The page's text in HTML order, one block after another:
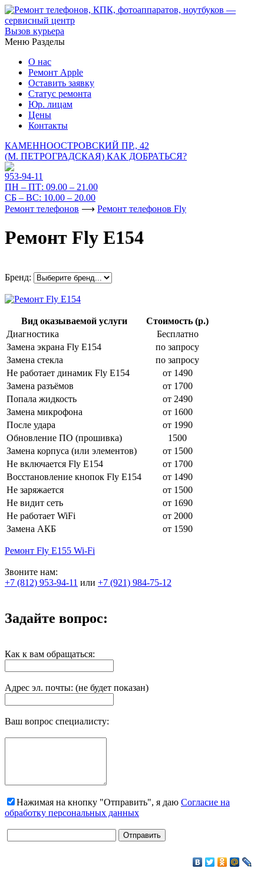
Вызов курьера
Меню Разделы
О нас
Ремонт Apple
Оставить заявку
Статус ремонта
Юр. лицам
Цены
Контакты
КАМЕННООСТРОВСКИЙ ПР., 42
(М. ПЕТРОГРАДСКАЯ) КАК ДОБРАТЬСЯ?
953-94-11
ПН – ПТ: 09.00 – 21.00
СБ – ВС: 10.00 – 20.00
Ремонт телефонов ⟶ Ремонт телефонов Fly
Ремонт Fly E154
Бренд:
Вид оказываемой услуги
Стоимость (р.)
Диагностика
Бесплатно
Замена экрана Fly E154
по запросу
Замена стекла
по запросу
Не работает динамик Fly E154
от 1490
Замена разъёмов
от 1700
Попала жидкость
от 2490
Замена микрофона
от 1600
После удара
от 1990
Обновление ПО (прошивка)
1500
Замена корпуса (или элементов)
от 1500
Не включается Fly E154
от 1700
Восстановление кнопок Fly E154
от 1490
Не заряжается
от 1500
Не видит сеть
от 1690
Не работает WiFi
от 2000
Замена АКБ
от 1590
Ремонт Fly E155 Wi-Fi
Звоните нам:
+7 (812) 953-94-11 или +7 (921) 984-75-12
Задайте вопрос:
Как к вам обращаться:
Адрес эл. почты: (не будет показан)
Ваш вопрос специалисту:
Нажимая на кнопку "Отправить", я даю Согласие на
обработку персональных данных